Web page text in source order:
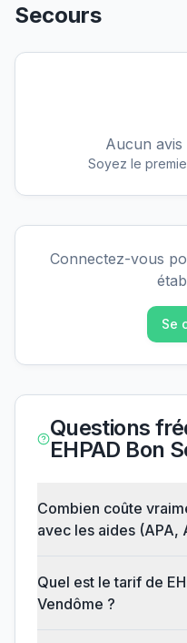
Secours
Aucun
Soyez le
Connectez-vous
Se
Questions
EHPAD Bon
Combien coûte
avec les aides (APA,
Quel est le tarif de
Vendôme ?